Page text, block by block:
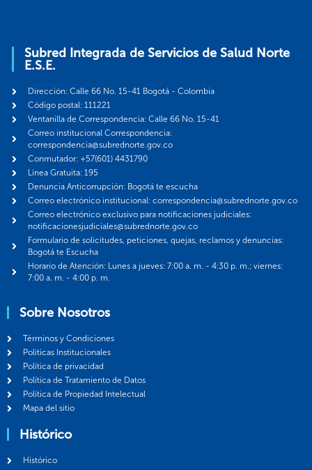
Subred Integrada de Servicios de Salud Norte
E.S.E.
Dirección: Calle 66 No. 15-41 Bogotá - Colombia
Código postal: 111221
Ventanilla de Correspondencia: Calle 66 No. 15-41
Correo institucional Correspondencia:
correspondencia@subrednorte.gov.co
Conmutador: +57(601) 4431790
Línea Gratuita: 195
Denuncia Anticorrupción: Bogotá te escucha
Correo electrónico institucional: correspondencia@subrednorte.gov.co
Correo electrónico exclusivo para notificaciones judiciales:
notificacionesjudiciales@subrednorte.gov.co
Formulario de solicitudes, peticiones, quejas, reclamos y denuncias:
Bogotá te Escucha
Horario de Atención: Lunes a jueves: 7:00 a. m. - 4:30 p. m.; viernes:
7:00 a. m. - 4:00 p. m.
Sobre Nosotros
Términos y Condiciones
Politicas Institucionales
Política de privacidad
Política de Tratamiento de Datos
Política de Propiedad Intelectual
Mapa del sitio
Histórico
Histórico